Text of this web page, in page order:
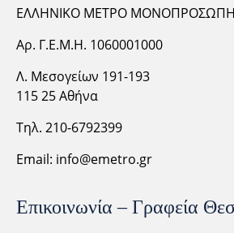
ΕΛΛΗΝΙΚΟ ΜΕΤΡΟ ΜΟΝΟΠΡΟΣΩΠΗ
Αρ. Γ.Ε.Μ.Η. 1060001000
Λ. Μεσογείων 191-193
115 25 Αθήνα
Τηλ. 210-6792399
Email: info@emetro.gr
Επικοινωνία – Γραφεία